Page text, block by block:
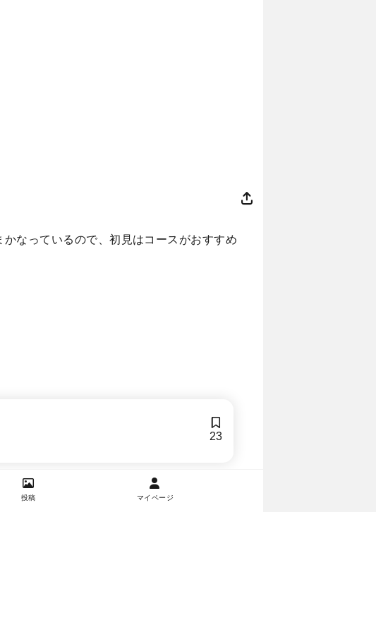
なっているので、初見はコースがおすすめ
23
投稿 マイページ